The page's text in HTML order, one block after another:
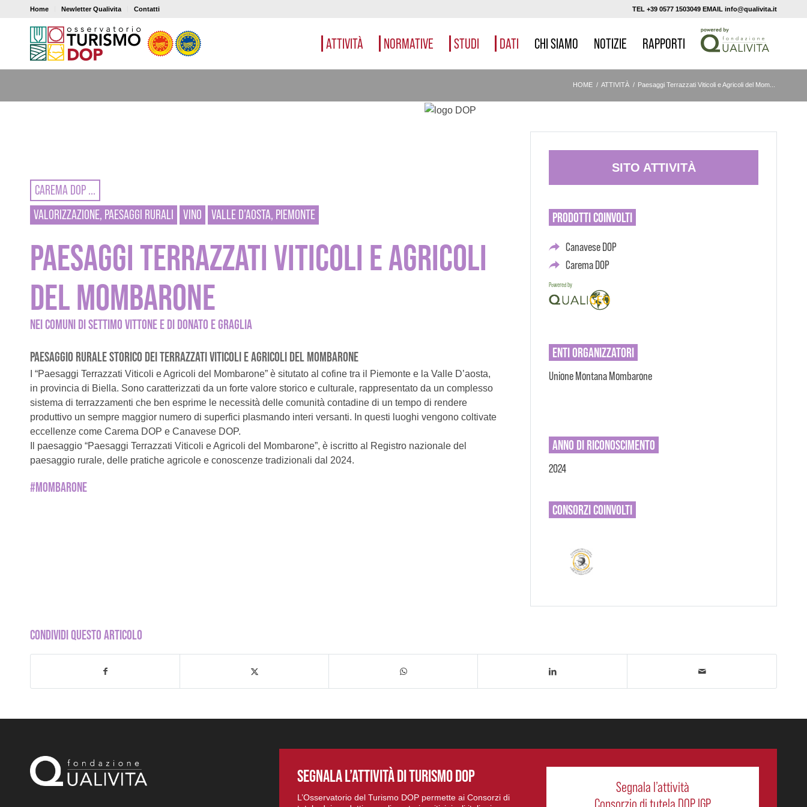
Home Newletter Qualivita Contatti TEL +39 0577 1503049 EMAIL info@qualivita.it
ATTIVITÀ NORMATIVE STUDI DATI CHI SIAMO NOTIZIE RAPPORTI
HOME / ATTIVITÀ / Paesaggi Terrazzati Viticoli e Agricoli del Mom...
CAREMA DOP ...
VALORIZZAZIONE, PAESAGGI RURALI
VINO VALLE D’AOSTA, PIEMONTE
PAESAGGI TERRAZZATI VITICOLI E AGRICOLI
DEL MOMBARONE
NEI COMUNI DI SETTIMO VITTONE E DI DONATO E GRAGLIA
PAESAGGIO RURALE STORICO DEI TERRAZZATI VITICOLI E AGRICOLI DEL MOMBARONE
I “Paesaggi Terrazzati Viticoli e Agricoli del Mombarone” è situtato al cofine tra il Piemonte e la Valle D’aosta,
in provincia di Biella. Sono caratterizzati da un forte valore storico e culturale, rappresentato da un complesso
sistema di terrazzamenti che ben esprime le necessità delle comunità contadine di un tempo di rendere
produttivo un sempre maggior numero di superfici plasmando interi versanti. In questi luoghi vengono coltivate
eccellenze come Carema DOP e Canavese DOP.
Il paesaggio “Paesaggi Terrazzati Viticoli e Agricoli del Mombarone”, è iscritto al Registro nazionale del
paesaggio rurale, delle pratiche agricole e conoscenze tradizionali dal 2024.
#MOMBARONE
SITO ATTIVITÀ
PRODOTTICOINVOLTI
Canavese DOP
Carema DOP
Powered by
ENTIORGANIZZATORI
Unione Montana Mombarone
ANNO DI RICONOSCIMENTO
2024
CONSORZICOINVOLTI
CONDIVIDI QUESTO ARTICOLO
SEGNALA L’ATTIVITÀ DI TURISMO DOP
L’Osservatorio del Turismo DOP permette ai Consorzi di
Segnala l’attività
Consorzio di tutela DOP IGP